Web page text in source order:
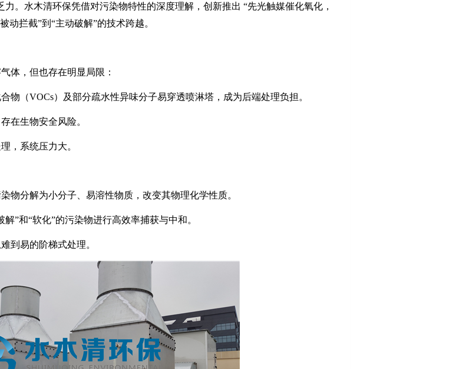
。水木清环保凭借对污染物特性的深度理解，创新推出 “先光触媒催化氧化，
动拦截”到“主动破解”的技术跨越。
体，但也存在明显局限：
物（VOCs）及部分疏水性异味分子易穿透喷淋塔，成为后端处理负担。
在生物安全风险。
，系统压力大。
物分解为小分子、易溶性物质，改变其物理化学性质。
解”和“软化”的污染物进行高效率捕获与中和。
到易的阶梯式处理。